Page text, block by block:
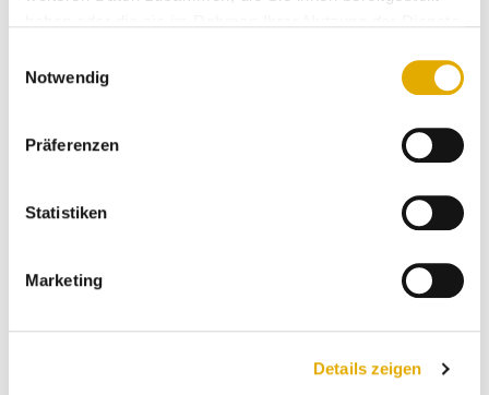
Notwendig
Präferenzen
Statistiken
Marketing
Details zeigen
beratung bis installation ein sehr
beratung, die auf sonderwünsche